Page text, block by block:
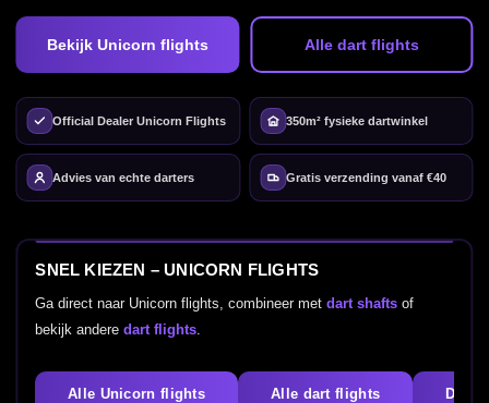
Bekijk Unicorn flights Alle dart flights
Official Dealer Unicorn Flights 350m² fysieke dartwinkel
Advies van echte darters Gratis verzending vanaf €40
SNEL KIEZEN – UNICORN FLIGHTS
Ga direct naar Unicorn flights, combineer metdart shafts of
bekijk anderedart flights.
Alle Unicorn flights Alle dart flights Dart